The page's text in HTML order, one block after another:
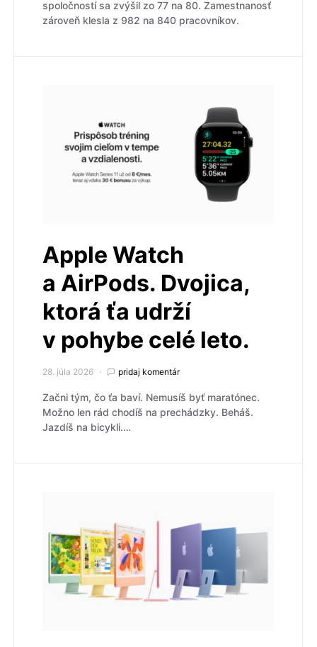
spoločností sa zvýšil zo 77 na 80. Zamestnanosť
zároveň klesla z 982 na 840 pracovníkov.
Apple Watch
a AirPods. Dvojica,
ktorá ťa udrží
v pohybe celé leto.
28. júla 2026 pridaj komentár
Začni tým, čo ťa baví. Nemusíš byť maratónec.
Možno len rád chodíš na prechádzky. Beháš.
Jazdíš na bicykli.…